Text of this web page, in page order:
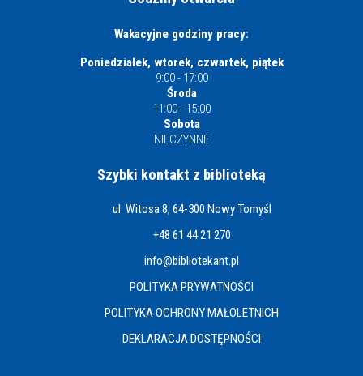
Wakacyjne godziny pracy:
Poniedziałek, wtorek, czwartek, piątek
9:00 - 17:00
Środa
11:00 - 15:00
Sobota
NIECZYNNE
Szybki kontakt z biblioteką
ul. Witosa 8, 64-300 Nowy Tomyśl
+48 61 44 21 270
info@bibliotekant.pl
POLITYKA PRYWATNOŚCI
POLITYKA OCHRONY MAŁOLETNICH
DEKLARACJA DOSTĘPNOŚCI